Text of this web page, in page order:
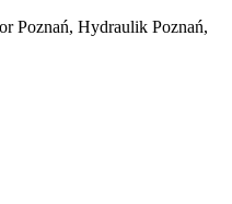
Poznań, Hydraulik Poznań,